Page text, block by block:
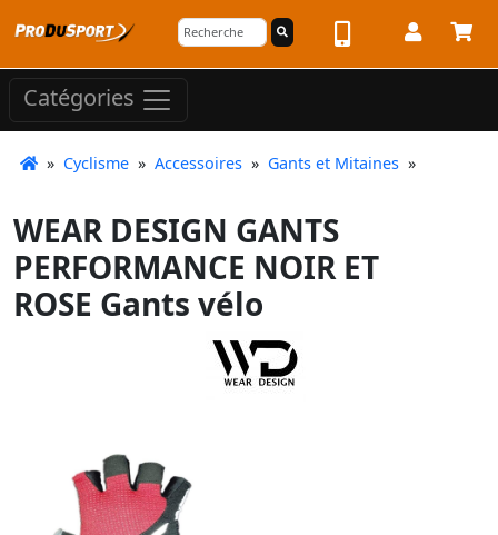
Catégories
» Cyclisme » Accessoires » Gants et Mitaines »
WEAR DESIGN GANTS
PERFORMANCE NOIR ET
ROSE Gants vélo